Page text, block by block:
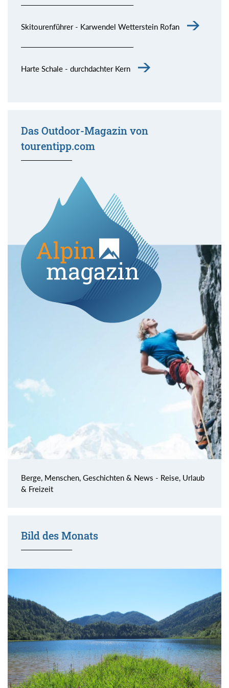
Skitourenführer - Karwendel Wetterstein Rofan
Harte Schale - durchdachter Kern
Das Outdoor-Magazin von
tourentipp.com
Berge, Menschen, Geschichten & News - Reise, Urlaub
& Freizeit
Bild des Monats